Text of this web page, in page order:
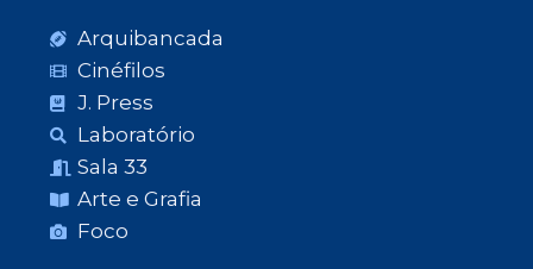
Arquibancada
Cinéfilos
J. Press
Laboratório
Sala 33
Arte e Grafia
Foco